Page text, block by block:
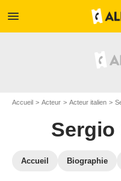
menu
Accueil Acteur Acteur italien
Sergio
Accueil Biographie